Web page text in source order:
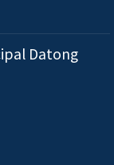
Datong